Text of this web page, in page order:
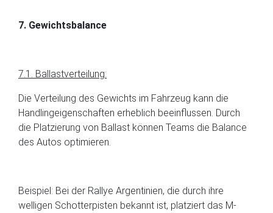
7. Gewichtsbalance
7.1. Ballastverteilung:
Die Verteilung des Gewichts im Fahrzeug kann die
Handlingeigenschaften erheblich beeinflussen. Durch
die Platzierung von Ballast können Teams die Balance
des Autos optimieren.
Beispiel: Bei der Rallye Argentinien, die durch ihre
welligen Schotterpisten bekannt ist, platziert das M-